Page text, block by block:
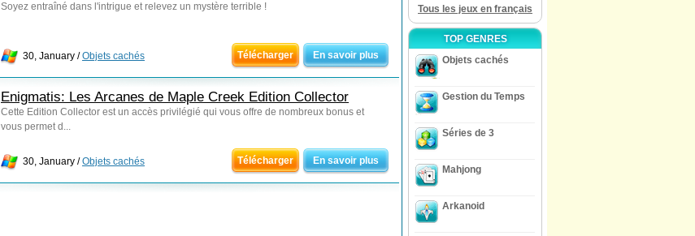
Soyez entraîné dans l'intrigue et relevez un mystère terrible !
30, January /Objets cachés Télécharger En savoir plus
Enigmatis: Les Arcanes de Maple Creek Edition Collector
Cette Edition Collector est un accès privilégié qui vous offre de nombreux bonus et
vous permet d...
30, January /Objets cachés Télécharger En savoir plus
Tous les jeux en français
TOP GENRES
Objets cachés
Gestion du Temps
Séries de 3
Mahjong
Arkanoid